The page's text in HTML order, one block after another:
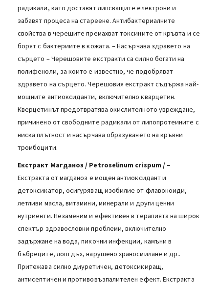
радикали, като доставят липсващите електрони и
забавят процеса на стареене. Антибактериалните
свойства в черешите премахват токсините от кръвта и се
борят с бактериите в кожата. – Насърчава здравето на
сърцето – Черешовите екстракти са силно богати на
полифеноли, за които е известно, че подобряват
здравето на сърцето. Черешовия екстракт съдържа най-
мощните антиоксиданти, включително кварцетин.
Кверцетинът предотвратява окислителното увреждане,
причинено от свободните радикали от липопротеините с
ниска плътност и насърчава образуването на кръвни
тромбоцити.
Екстракт Магданоз / Petroselinum crispum /–
Екстракта от магданоз е мощен антиоксидант и
детоксикатор, осигуряващ изобилие от флавоноиди,
летливи масла, витамини, минерали и други ценни
нутриенти. Незаменим и ефективен в терапията на широк
спектър здравословни проблеми, включително
задържане на вода, пикочни инфекции, камъни в
бъбреците, лош дъх, нарушено храносмилане и др..
Притежава силно диуретичен, детоксикиращ,
антисептичен и противовъзпалителен ефект. Екстракта